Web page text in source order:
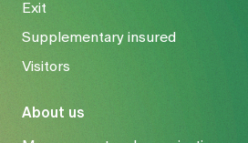
Exit
Supplementary insured
Visitors
About us